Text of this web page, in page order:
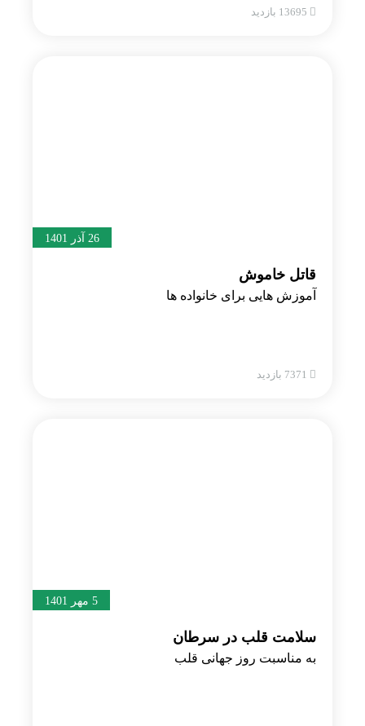
13695 بازدید
26 آذر 1401
قاتل خاموش
آموزش هایی برای خانواده ها
7371 بازدید
5 مهر 1401
سلامت قلب در سرطان
به مناسبت روز جهانی قلب